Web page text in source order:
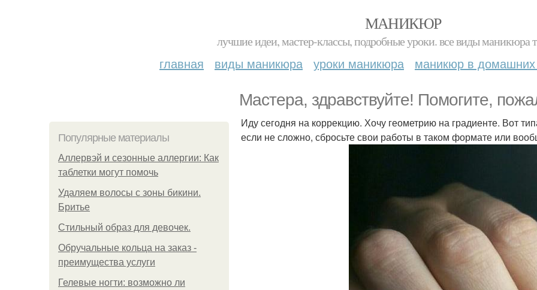
МАНИКЮР
лучшие идеи, мастер-классы, подробные уроки. все виды маникюра
главная виды маникюра уроки маникюра маникюр в домашних
Мастера, здравствуйте! Помогите,
Популярные материалы
Аллервэй и сезонные аллергии: Как
таблетки могут помочь
Удаляем волосы с зоны бикини.
Бритье
Стильный образ для девочек.
Обручальные кольца на заказ -
преимущества услуги
Гелевые ногти: возможно ли
Иду сегодня на коррекцию. Хочу геометрию на градиенте. Вот
если не сложно, сбросьте свои работы в таком формате или